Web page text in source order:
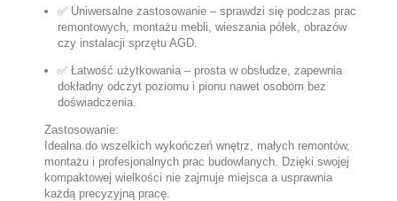
✅ Uniwersalne zastosowanie – sprawdzi się podczas prac
remontowych, montażu mebli, wieszania półek, obrazów
czy instalacji sprzętu AGD.
✅ Łatwość użytkowania – prosta w obsłudze, zapewnia
dokładny odczyt poziomu i pionu nawet osobom bez
doświadczenia.
Zastosowanie:
Idealna do wszelkich wykończeń wnętrz, małych remontów,
montażu i profesjonalnych prac budowlanych. Dzięki swojej
kompaktowej wielkości nie zajmuje miejsca a usprawnia
każdą precyzyjną pracę.